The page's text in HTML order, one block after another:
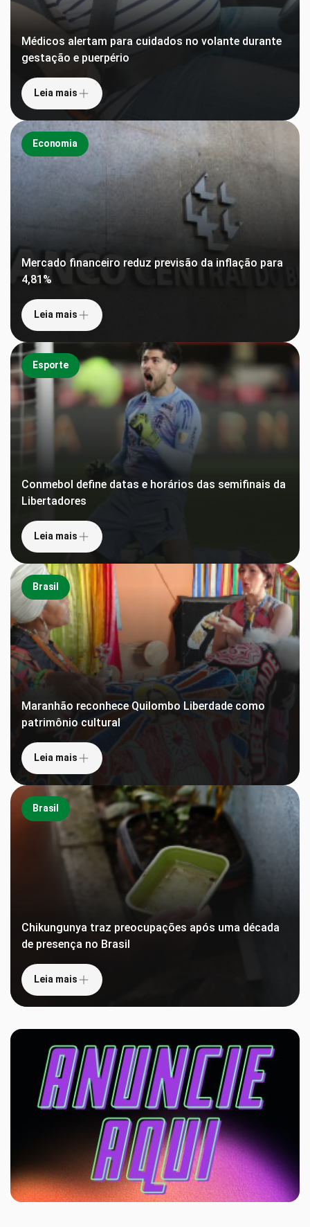
Médicos alertam para cuidados no volante durante
gestação e puerpério
Leia mais
Economia
Mercado financeiro reduz previsão da inflação para
4,81%
Leia mais
Esporte
Conmebol define datas e horários das semifinais da
Libertadores
Leia mais
Brasil
Maranhão reconhece Quilombo Liberdade como
patrimônio cultural
Leia mais
Brasil
Chikungunya traz preocupações após uma década
de presença no Brasil
Leia mais